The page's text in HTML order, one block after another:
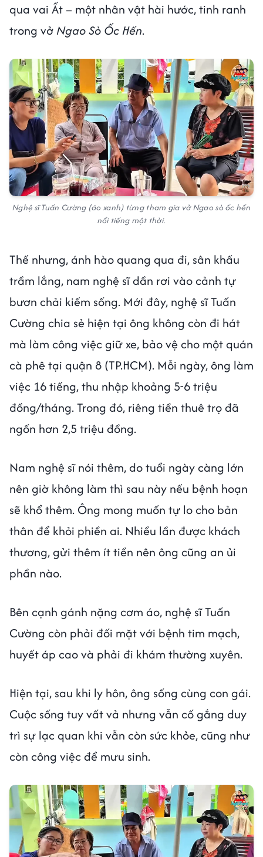
qua vai Ất – một nhân vật hài hước, tinh ranh
trong vở Ngao Sò Ốc Hến.
Nghệ sĩ Tuấn Cường (áo xanh) từng tham gia vở Ngao sò ốc hến
nổi tiếng một thời.
Thế nhưng, ánh hào quang qua đi, sân khấu
trầm lắng, nam nghệ sĩ dần rơi vào cảnh tự
bươn chải kiếm sống. Mới đây, nghệ sĩ Tuấn
Cường chia sẻ hiện tại ông không còn đi hát
mà làm công việc giữ xe, bảo vệ cho một quán
cà phê tại quận 8 (TP.HCM). Mỗi ngày, ông làm
việc 16 tiếng, thu nhập khoảng 5-6 triệu
đồng/tháng. Trong đó, riêng tiền thuê trọ đã
ngốn hơn 2,5 triệu đồng.
Nam nghệ sĩ nói thêm, do tuổi ngày càng lớn
nên giờ không làm thì sau này nếu bệnh hoạn
sẽ khổ thêm. Ông mong muốn tự lo cho bản
thân để khỏi phiền ai. Nhiều lần được khách
thương, gửi thêm ít tiền nên ông cũng an ủi
phần nào.
Bên cạnh gánh nặng cơm áo, nghệ sĩ Tuấn
Cường còn phải đối mặt với bệnh tim mạch,
huyết áp cao và phải đi khám thường xuyên.
Hiện tại, sau khi ly hôn, ông sống cùng con gái.
Cuộc sống tuy vất vả nhưng vẫn cố gắng duy
trì sự lạc quan khi vẫn còn sức khỏe, cũng như
còn công việc để mưu sinh.